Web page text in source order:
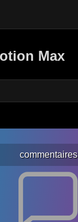
Max
commentaires